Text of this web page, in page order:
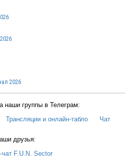
2026
наши группы в Телеграм:
Трансляции и онлайн-табло Чат
друзья:
чат F.U.N. Sector